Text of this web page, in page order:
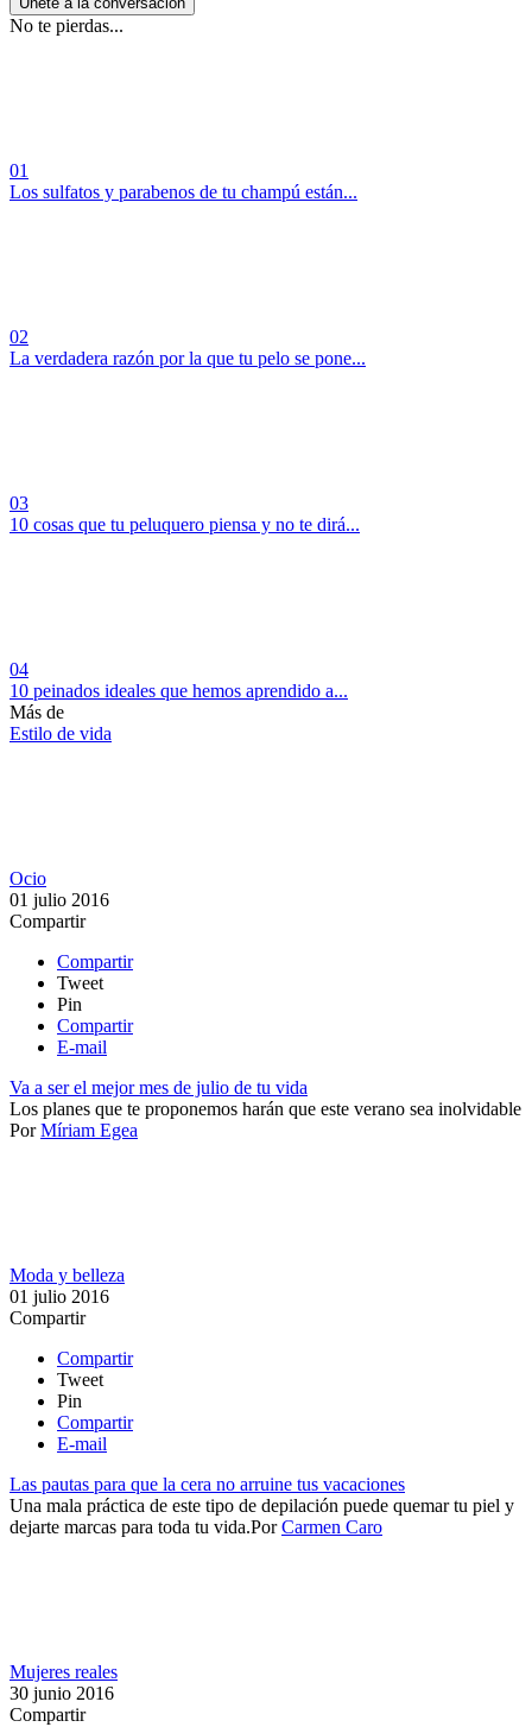
No te pierdas...
01
Los sulfatos y parabenos de tu champú están...
02
La verdadera razón por la que tu pelo se pone...
03
10 cosas que tu peluquero piensa y no te dirá...
04
10 peinados ideales que hemos aprendido a...
Más de
Estilo de vida
Ocio
01 julio 2016
Compartir
Compartir
Tweet
Pin
Compartir
E-mail
Va a ser el mejor mes de julio de tu vida
Los planes que te proponemos harán que este verano sea inolvidable
PorMíriam Egea
Moda y belleza
01 julio 2016
Compartir
Compartir
Tweet
Pin
Compartir
E-mail
Las pautas para que la cera no arruine tus vacaciones
Una mala práctica de este tipo de depilación puede quemar tu piel y
dejarte marcas para toda tu vida.​PorCarmen Caro
Mujeres reales
30 junio 2016
Compartir